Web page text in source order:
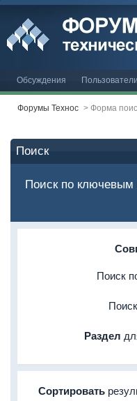
Обсуждения Пользователи
Форумы Технос > Форма
Поиск
Поиск по ключевым
Поиск
Раздел
Сортировать